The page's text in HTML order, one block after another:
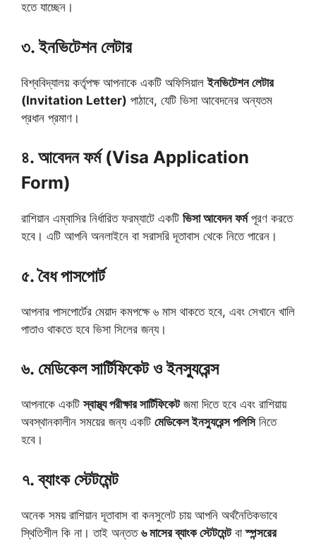
হতে যাচ্ছেন।
৩. ইনভিটেশন লেটার
বিশ্ববিদ্যালয় কর্তৃপক্ষ আপনাকে একটি অফিসিয়ালইনভিটেশন লেটার
(Invitation Letter) পাঠাবে, যেটি ভিসা আবেদনের অন্যতম
প্রধান প্রমাণ।
৪. আবেদন ফর্ম (Visa Application
Form)
রাশিয়ান এম্বাসির নির্ধারিত ফরম্যাটে একটি ভিসা আবেদন ফর্মপূরণ করতে
হবে। এটি আপনি অনলাইনে বা সরাসরি দূতাবাস থেকে নিতে পারেন।
৫. বৈধ পাসপোর্ট
আপনার পাসপোর্টের মেয়াদ কমপক্ষে ৬ মাস থাকতে হবে, এবং সেখানে খালি
পাতাও থাকতে হবে ভিসা সিলের জন্য।
৬. মেডিকেল সার্টিফিকেট ও ইনস্যুরেন্স
আপনাকে একটিস্বাস্থ্য পরীক্ষার সার্টিফিকেটজমা দিতে হবে এবং রাশিয়ায়
অবস্থানকালীন সময়ের জন্য একটি মেডিকেল ইনস্যুরেন্স পলিসিনিতে
হবে।
৭. ব্যাংক স্টেটমেন্ট
অনেক সময় রাশিয়ান দূতাবাস বা কনসুলেট চায় আপনি অর্থনৈতিকভাবে
স্থিতিশীল কি না। তাই অন্তত ৬ মাসের ব্যাংক স্টেটমেন্টবাস্পন্সরের